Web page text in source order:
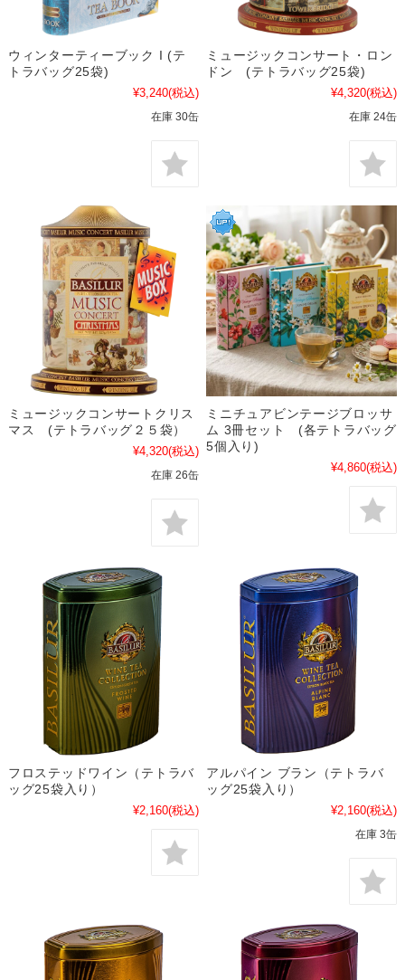
ウィンターティーブック I (テ
トラバッグ25袋)
¥3,240(税込)
在庫 30缶
ミュージックコンサート・ロン
ドン (テトラバッグ25袋)
¥4,320(税込)
在庫 24缶
ミュージックコンサートクリス
マス (テトラバッグ２５袋）
¥4,320(税込)
在庫 26缶
ミニチュアビンテージブロッサ
ム 3冊セット (各テトラバッグ
5個入り)
¥4,860(税込)
フロステッドワイン（テトラバ
ッグ25袋入り）
¥2,160(税込)
アルパイン ブラン（テトラバ
ッグ25袋入り）
¥2,160(税込)
在庫 3缶